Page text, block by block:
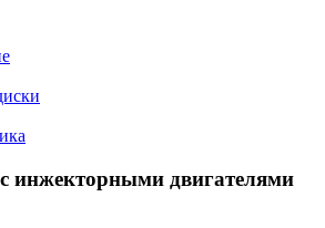
инжекторными двигателями